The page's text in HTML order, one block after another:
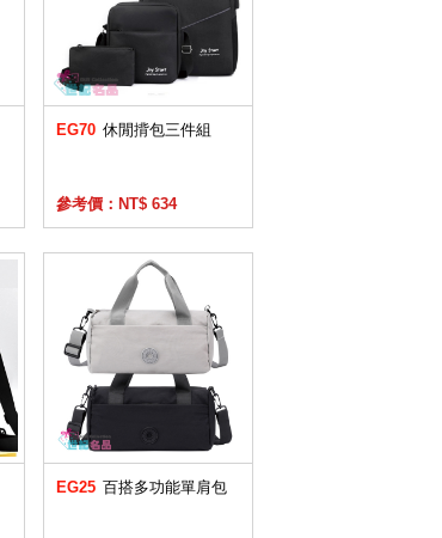
EG70 休閒揹包三件組
參考價：NT$ 634
EG25 百搭多功能單肩包